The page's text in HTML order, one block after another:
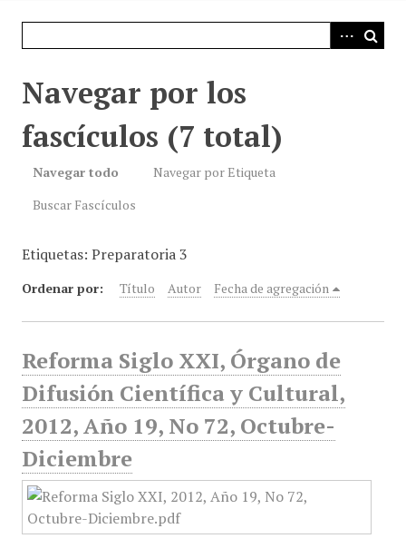
Navegar por los
fascículos (7 total)
Navegar todo
Navegar por Etiqueta
Buscar Fascículos
Etiquetas: Preparatoria 3
Ordenar por: Título Autor Fecha de agregación
Reforma Siglo XXI, Órgano de
Difusión Científica y Cultural,
2012, Año 19, No 72, Octubre-
Diciembre